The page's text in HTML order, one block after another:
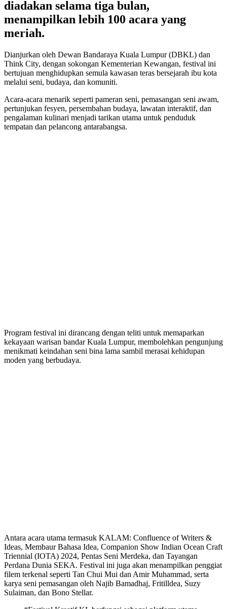
diadakan selama tiga bulan,
menampilkan lebih 100 acara yang
meriah.
Dianjurkan oleh Dewan Bandaraya Kuala Lumpur (DBKL) dan
Think City, dengan sokongan Kementerian Kewangan, festival ini
bertujuan menghidupkan semula kawasan teras bersejarah ibu kota
melalui seni, budaya, dan komuniti.
Acara-acara menarik seperti pameran seni, pemasangan seni awam,
pertunjukan fesyen, persembahan budaya, lawatan interaktif, dan
pengalaman kulinari menjadi tarikan utama untuk penduduk
tempatan dan pelancong antarabangsa.
Program festival ini dirancang dengan teliti untuk memaparkan
kekayaan warisan bandar Kuala Lumpur, membolehkan pengunjung
menikmati keindahan seni bina lama sambil merasai kehidupan
moden yang berbudaya.
Antara acara utama termasuk KALAM: Confluence of Writers &
Ideas, Membaur Bahasa Idea, Companion Show Indian Ocean Craft
Triennial (IOTA) 2024, Pentas Seni Merdeka, dan Tayangan
Perdana Dunia SEKA. Festival ini juga akan menampilkan penggiat
filem terkenal seperti Tan Chui Mui dan Amir Muhammad, serta
karya seni pemasangan oleh Najib Bamadhaj, Fritilldea, Suzy
Sulaiman, dan Bono Stellar.